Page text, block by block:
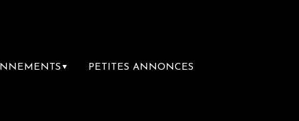
▼ PETITES ANNONCES